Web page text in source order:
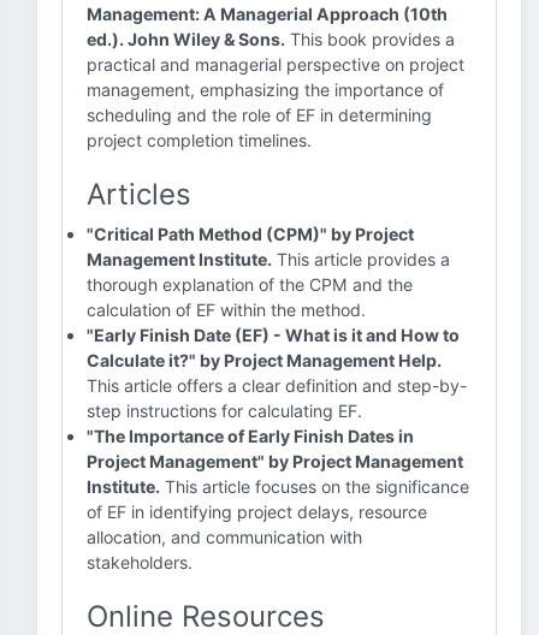
Management: A Managerial Approach (10th
ed.). John Wiley & Sons. This book provides a
practical and managerial perspective on project
management, emphasizing the importance of
scheduling and the role of EF in determining
project completion timelines.
Articles
"Critical Path Method (CPM)" by Project
Management Institute. This article provides a
thorough explanation of the CPM and the
calculation of EF within the method.
"Early Finish Date (EF) - What is it and How to
Calculate it?" by Project Management Help.
This article offers a clear definition and step-by-
step instructions for calculating EF.
"The Importance of Early Finish Dates in
Project Management" by Project Management
Institute. This article focuses on the significance
of EF in identifying project delays, resource
allocation, and communication with
stakeholders.
Online Resources